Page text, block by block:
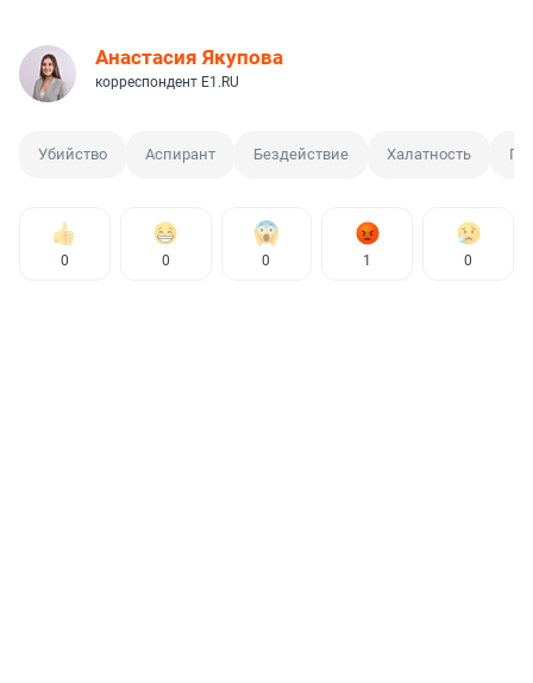
Анастасия Якупова
корреспондент E1.RU
Убийство Аспирант Бездействие Халатность
0 0 0 1 0